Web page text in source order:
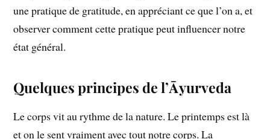
une pratique de gratitude, en appréciant ce que l’on a, et
observer comment cette pratique peut influencer notre
état général.
Quelques principes de l’Āyurveda
Le corps vit au rythme de la nature. Le printemps est là
et on le sent vraiment avec tout notre corps. La